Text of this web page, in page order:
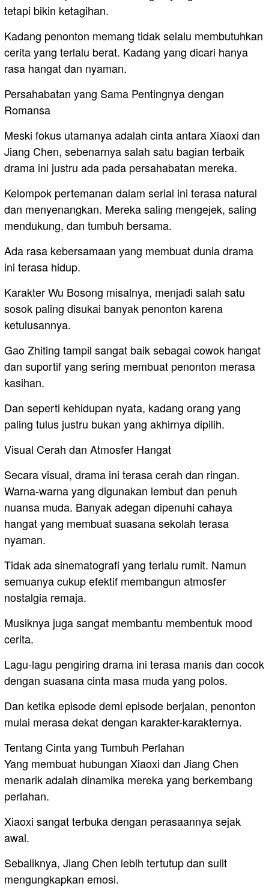
tetapi bikin ketagihan.
Kadang penonton memang tidak selalu membutuhkan
cerita yang terlalu berat. Kadang yang dicari hanya
rasa hangat dan nyaman.
Persahabatan yang Sama Pentingnya dengan
Romansa
Meski fokus utamanya adalah cinta antara Xiaoxi dan
Jiang Chen, sebenarnya salah satu bagian terbaik
drama ini justru ada pada persahabatan mereka.
Kelompok pertemanan dalam serial ini terasa natural
dan menyenangkan. Mereka saling mengejek, saling
mendukung, dan tumbuh bersama.
Ada rasa kebersamaan yang membuat dunia drama
ini terasa hidup.
Karakter Wu Bosong misalnya, menjadi salah satu
sosok paling disukai banyak penonton karena
ketulusannya.
Gao Zhiting tampil sangat baik sebagai cowok hangat
dan suportif yang sering membuat penonton merasa
kasihan.
Dan seperti kehidupan nyata, kadang orang yang
paling tulus justru bukan yang akhirnya dipilih.
Visual Cerah dan Atmosfer Hangat
Secara visual, drama ini terasa cerah dan ringan.
Warna-warna yang digunakan lembut dan penuh
nuansa muda. Banyak adegan dipenuhi cahaya
hangat yang membuat suasana sekolah terasa
nyaman.
Tidak ada sinematografi yang terlalu rumit. Namun
semuanya cukup efektif membangun atmosfer
nostalgia remaja.
Musiknya juga sangat membantu membentuk mood
cerita.
Lagu-lagu pengiring drama ini terasa manis dan cocok
dengan suasana cinta masa muda yang polos.
Dan ketika episode demi episode berjalan, penonton
mulai merasa dekat dengan karakter-karakternya.
Tentang Cinta yang Tumbuh Perlahan
Yang membuat hubungan Xiaoxi dan Jiang Chen
menarik adalah dinamika mereka yang berkembang
perlahan.
Xiaoxi sangat terbuka dengan perasaannya sejak
awal.
Sebaliknya, Jiang Chen lebih tertutup dan sulit
mengungkapkan emosi.